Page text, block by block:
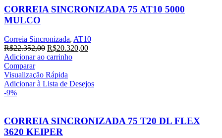
CORREIA SINCRONIZADA 75 AT10 5000
MULCO
Correia Sincronizada, AT10
R$22.352,00 O
preço
era:
R$22.352,00.
R$20.320,00O
R$20.320,00.
Adicionar ao carrinho
Comparar
Visualização Rápida
Adicionar à Lista de Desejos
-9%
CORREIA SINCRONIZADA 75 T20 DL FLEX
3620 KEIPER